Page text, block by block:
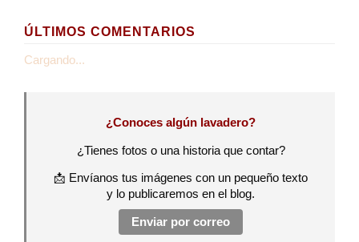
ÚLTIMOS COMENTARIOS
Cargando...
¿Conoces algún lavadero?
¿Tienes fotos o una historia que contar?
📩 Envíanos tus imágenes con un pequeño texto
y lo publicaremos en el blog.
Enviar por correo